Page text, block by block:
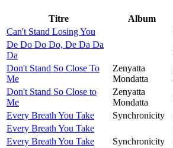
Titre Album
Can't Stand Losing You
De Do Do Do, De Da Da
Da
Don't Stand So Close To
Me
Zenyatta
Mondatta
Don't Stand So Close to
Me
Zenyatta
Mondatta
Every Breath You Take
Synchronicity
Every Breath You Take
Every Breath You Take
Synchronicity